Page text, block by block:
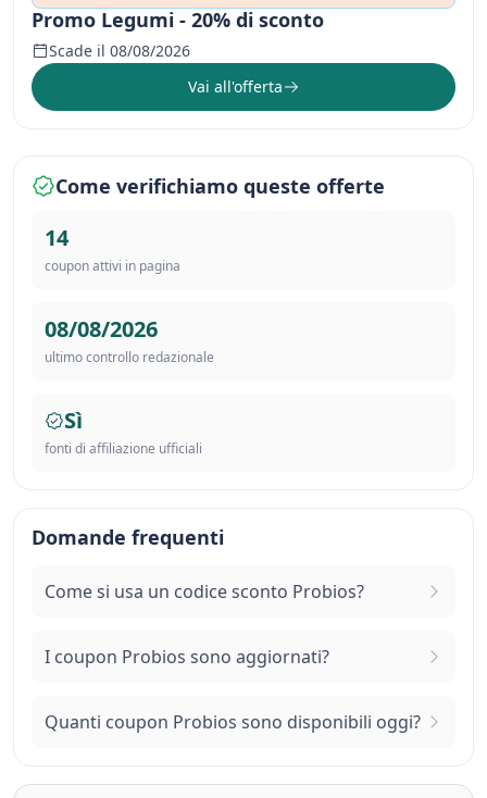
Promo Legumi - 20% di sconto
Scade il 08/08/2026
Vai all'offerta
Come verifichiamo queste offerte
14
coupon attivi in pagina
08/08/2026
ultimo controllo redazionale
Sì
fonti di affiliazione ufficiali
Domande frequenti
Come si usa un codice sconto Probios?
I coupon Probios sono aggiornati?
Quanti coupon Probios sono disponibili oggi?